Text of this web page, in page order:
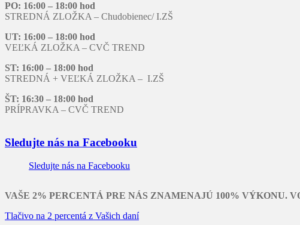
PO: 16:00 – 18:00 hod
STREDNÁ ZLOŽKA – Chudobienec/ I.ZŠ
UT: 16:00 – 18:00 hod
VEĽKÁ ZLOŽKA – CVČ TREND
ST: 16:00 – 18:00 hod
STREDNÁ + VEĽKÁ ZLOŽKA – I.ZŠ
ŠT: 16:30 – 18:00 hod
PRÍPRAVKA – CVČ TREND
Sledujte nás na Facebooku
Sledujte nás na Facebooku
VAŠE 2% PERCENTÁ PRE NÁS ZNAMENAJÚ 100% VÝKONU.
Tlačivo na 2 percentá z Vašich daní